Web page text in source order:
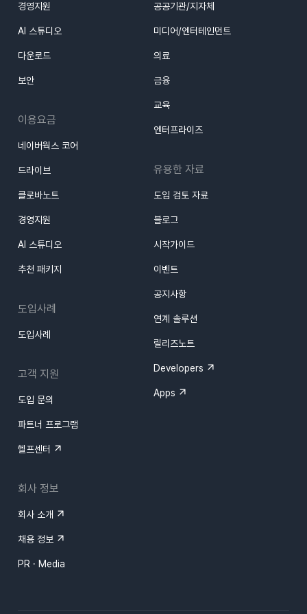
경영지원
AI 스튜디오
다운로드
보안
이용요금
네이버웍스 코어
드라이브
클로바노트
경영지원
AI 스튜디오
추천 패키지
도입사례
도입사례
고객 지원
도입 문의
파트너 프로그램
헬프센터
회사 정보
회사 소개
채용 정보
PR · Media
공공기관/지자체
미디어/엔터테인먼트
의료
금융
교육
엔터프라이즈
유용한 자료
도입 검토 자료
블로그
시작가이드
이벤트
공지사항
연계 솔루션
릴리즈노트
Developers
Apps